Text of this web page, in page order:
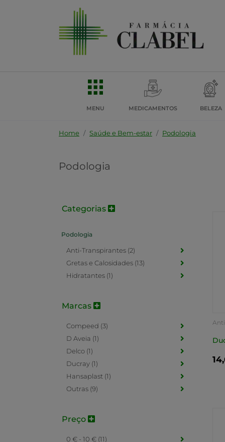
MENU MEDICAMENTOS BELEZA
Home Saúde e Bem-estar Podologia
Podologia
Categorias
Podologia
Anti-Transpirantes (2)
Gretas e Calosidades (13)
Hidratantes (1)
Marcas
Compeed (3)
D Aveia (1)
Delco (1)
Ducray (1)
Hansaplast (1)
Outras (9)
Preço
0 € - 10 € (11)